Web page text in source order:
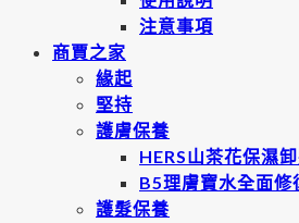
注意事項
商賈之家
緣起
堅持
護膚保養
HERS山茶花保濕
B5理膚寶水全面修
護髮保養